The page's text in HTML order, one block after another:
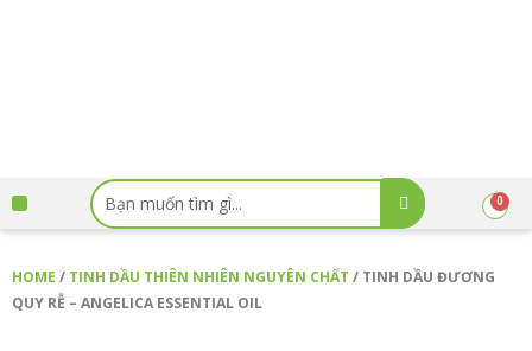
MenuSearch
...
0
Cart
HOME / TINH DẦU THIÊN NHIÊN NGUYÊN CHẤT / TINH DẦU ĐƯƠNG
QUY RỄ – ANGELICA ESSENTIAL OIL